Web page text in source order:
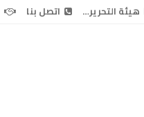
هيئة التحرير… اتصل بنا